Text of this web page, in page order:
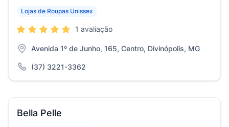
Lojas de Roupas Unissex
1 avaliação
Avenida 1º de Junho, 165, Centro, Divinópolis, MG
(37) 3221-3362
Bella Pelle